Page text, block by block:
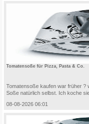
Tomatensoße für Pizza, Pasta & Co.
Tomatensoße kaufen war früher ?
Soße natürlich selbst. Ich koche
08-08-2026 06:01